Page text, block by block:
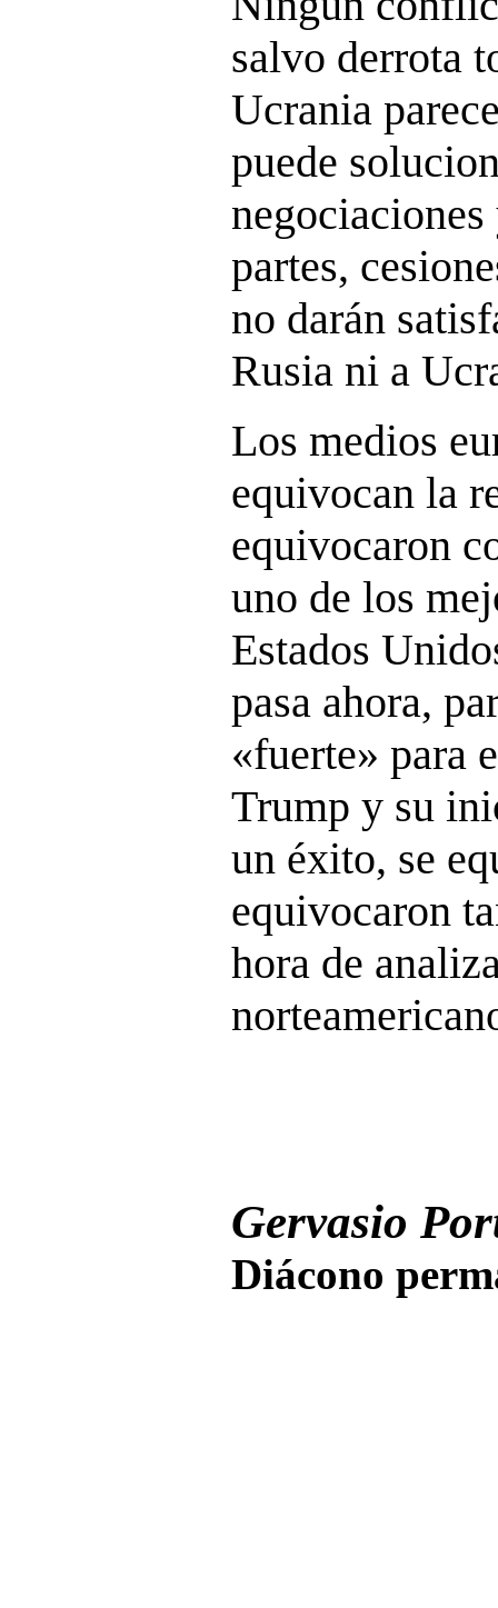
salvo derrota
Ucrania
puede
partes,
no darán
Rusia ni a
Los medios
equivocan la
equivocaron
uno de los
Estados
pasa ahora,
«fuerte» para
Trump y su
un éxito, se
equivocaron
hora de
Gervasio
Diácono